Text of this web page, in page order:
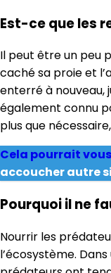
Est-ce que les
Il peut être un peu
caché sa proie et
enterré à nouveau,
également connu
plus que
Cela pourrait
accoucher autre
Pourquoi il ne
Nourrir les
l’écosystème.